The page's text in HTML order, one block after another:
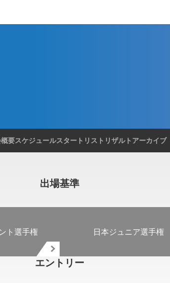
要スケジュールスタートリスト リザルト アーカイブ
出場基準
ト選手権 日本ジュニア選手権
エントリー